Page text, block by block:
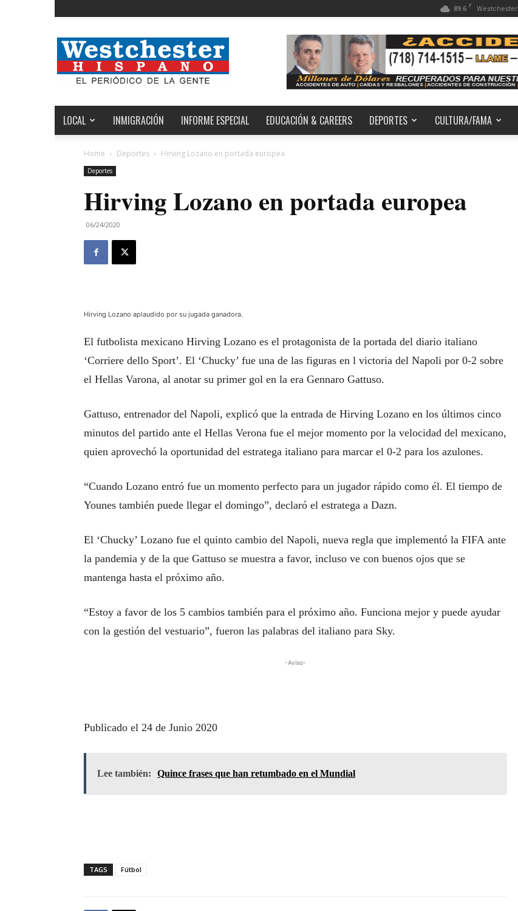
89.6 F Westchester
Noticias
de
Westchester,
Estados
y
el
Mundo
LOCAL INMIGRACIÓN INFORME ESPECIAL EDUCACIÓN & CAREERS DEPORTES CULTURA/FAMA
Home Deportes Hirving Lozano en portada europea
Deportes
Hirving Lozano en portada europea
06/24/2020
Hirving Lozano aplaudido por su jugada ganadora.
El futbolista mexicano Hirving Lozano es el protagonista de la portada del diario italiano
‘Corriere dello Sport’. El ‘Chucky’ fue una de las figuras en l victoria del Napoli por 0-2 sobre
el Hellas Varona, al anotar su primer gol en la era Gennaro Gattuso.
Gattuso, entrenador del Napoli, explicó que la entrada de Hirving Lozano en los últimos cinco
minutos del partido ante el Hellas Verona fue el mejor momento por la velocidad del mexicano,
quien aprovechó la oportunidad del estratega italiano para marcar el 0-2 para los azulones.
“Cuando Lozano entró fue un momento perfecto para un jugador rápido como él. El tiempo de
Younes también puede llegar el domingo”, declaró el estratega a Dazn.
El ‘Chucky’ Lozano fue el quinto cambio del Napoli, nueva regla que implementó la FIFA ante
la pandemia y de la que Gattuso se muestra a favor, incluso ve con buenos ojos que se
mantenga hasta el próximo año.
“Estoy a favor de los 5 cambios también para el próximo año. Funciona mejor y puede ayudar
con la gestión del vestuario”, fueron las palabras del italiano para Sky.
-Aviso-
Publicado el 24 de Junio 2020
Lee también: Quince frases que han retumbado en el Mundial
TAGS Fútbol